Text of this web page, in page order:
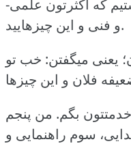
-خب الان ما تقریبا یه جایی هستیم که اکثرتون علمی
و فنی و این چیزهایید.
یعنی میگفتن: خب تو
بگم. من پنجم
سوم راهنمایی و